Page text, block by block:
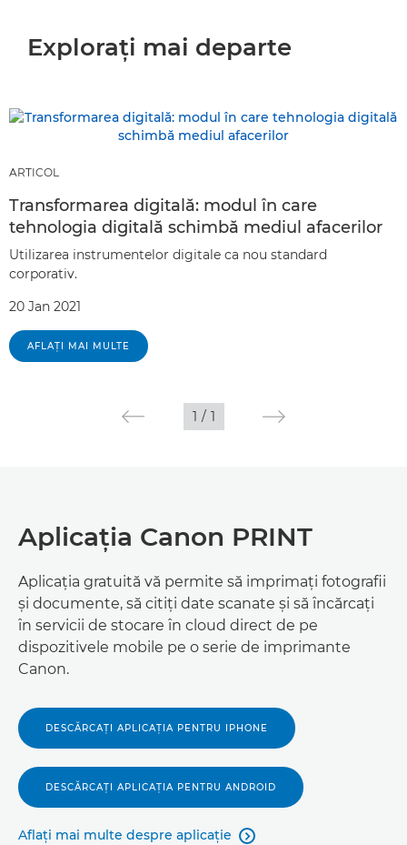
Exploraţi mai departe
ARTICOL
Transformarea digitală: modul în care
tehnologia digitală schimbă mediul afacerilor
Utilizarea instrumentelor digitale ca nou standard
corporativ.
20 Jan 2021
AFLAŢI MAI MULTE
1 / 1
Aplicaţia Canon PRINT
Aplicaţia gratuită vă permite să imprimaţi fotografii
şi documente, să citiţi date scanate şi să încărcaţi
în servicii de stocare în cloud direct de pe
dispozitivele mobile pe o serie de imprimante
Canon.
DESCĂRCAŢI APLICAŢIA PENTRU IPHONE
DESCĂRCAŢI APLICAŢIA PENTRU ANDROID
Aflaţi mai multe despre aplicaţie 